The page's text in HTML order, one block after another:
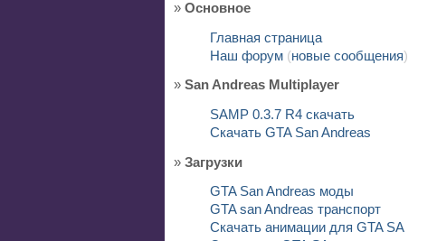
» Основное
Главная страница
Наш форум (новые сообщения)
» San Andreas Multiplayer
SAMP 0.3.7 R4 скачать
Скачать GTA San Andreas
» Загрузки
GTA San Andreas моды
GTA san Andreas транспорт
Скачать анимации для GTA SA